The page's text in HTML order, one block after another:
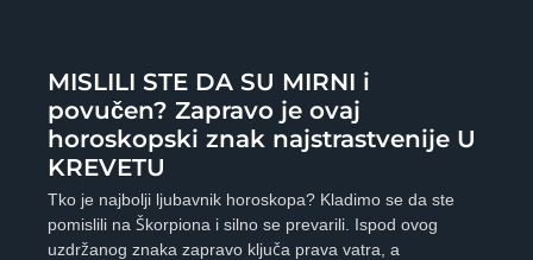
MISLILI STE DA SU MIRNI i
povučen? Zapravo je ovaj
horoskopski znak najstrastvenije U
KREVETU
Tko je najbolji ljubavnik horoskopa? Kladimo se da ste
pomislili na Škorpiona i silno se prevarili. Ispod ovog
uzdržanog znaka zapravo ključa prava vatra, a